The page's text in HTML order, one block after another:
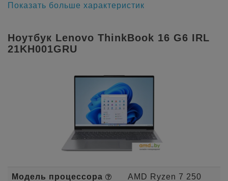
Показать больше характеристик
Ноутбук Lenovo ThinkBook 16 G6 IRL
21KH001GRU
Модель процессора AMD Ryzen 7 250